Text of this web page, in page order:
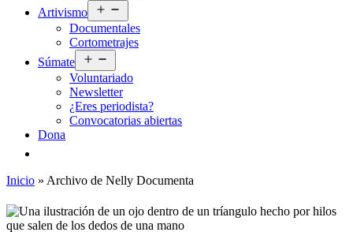
Artivismo
el
menú
Documentales
Cortometrajes
Súmate
el
menú
Voluntariado
Newsletter
¿Eres periodista?
Convocatorias abiertas
Dona
Inicio » Archivo de Nelly Documenta